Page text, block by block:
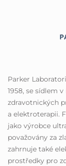
Parker
1958, se sídlem
zdravotnických
a elektroterapii.
jako výrobce
považovány za
zahrnuje také
prostředky pro